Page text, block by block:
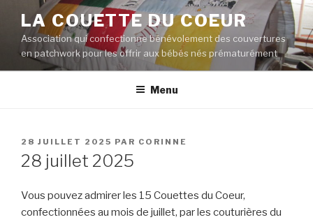
contenu
principal
LA COUETTE DU COEUR
Association qui confectionne bénévolement des couvertures
en patchwork pour les offrir aux bébés nés prématurément
Menu
PUBLIÉ
LE
28 JUILLET 2025 PAR CORINNE
28 juillet 2025
Vous pouvez admirer les 15 Couettes du Coeur,
confectionnées au mois de juillet, par les couturières du